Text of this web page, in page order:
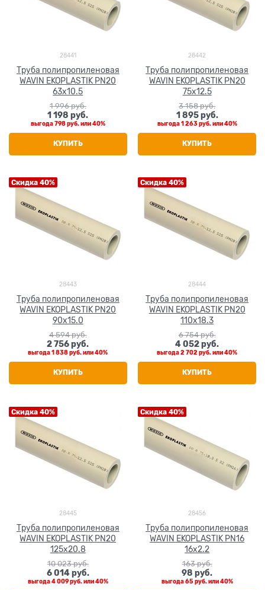
28441
Труба полипропиленовая
WAVIN EKOPLASTIK PN20
63x10.5
1 996 руб.
1 198 руб.
выгода798 руб.или40%
КУПИТЬ
28442
Труба полипропиленовая
WAVIN EKOPLASTIK PN20
75x12.5
3 158 руб.
1 895 руб.
выгода1 263 руб.или40%
КУПИТЬ
Скидка 40%
28443
Труба полипропиленовая
WAVIN EKOPLASTIK PN20
90x15.0
4 594 руб.
2 756 руб.
выгода1 838 руб.или40%
КУПИТЬ
Скидка 40%
28444
Труба полипропиленовая
WAVIN EKOPLASTIK PN20
110x18.3
6 754 руб.
4 052 руб.
выгода2 702 руб.или40%
КУПИТЬ
Скидка 40%
28445
Труба полипропиленовая
WAVIN EKOPLASTIK PN20
125x20.8
10 023 руб.
6 014 руб.
выгода4 009 руб.или40%
Скидка 40%
28456
Труба полипропиленовая
WAVIN EKOPLASTIK PN16
16x2.2
163 руб.
98 руб.
выгода65 руб.или40%